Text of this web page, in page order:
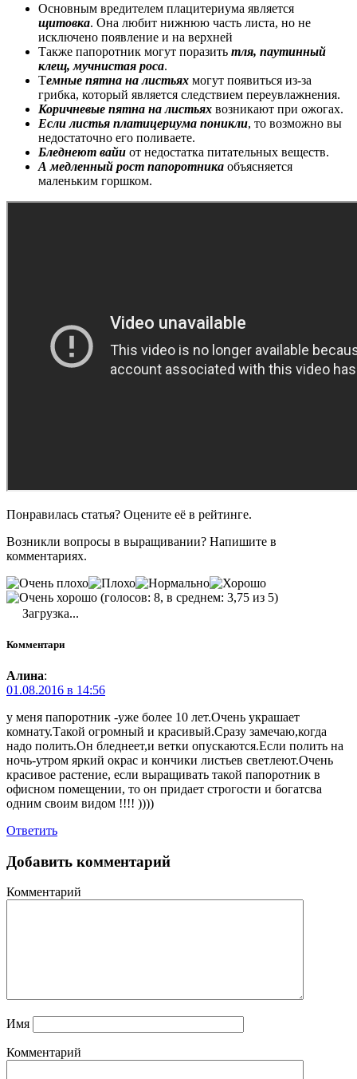
Основным вредителем плацитериума является
щитовка. Она любит нижнюю часть листа, но не
исключено появление и на верхней
Также папоротник могут поразить тля, паутинный
клещ, мучнистая роса.
Темные пятна на листьях могут появиться из-за
грибка, который является следствием переувлажнения.
Коричневые пятна на листьях возникают при ожогах.
Если листья платицериума поникли, то возможно вы
недостаточно его поливаете.
Бледнеют вайи от недостатка питательных веществ.
А медленный рост папоротника объясняется
маленьким горшком.
Понравилась статья? Оцените её в рейтинге.
Возникли вопросы в выращивании? Напишите в
комментариях.
(голосов: 8, в среднем: 3,75 из 5)
Загрузка...
Комментари
Алина:
01.08.2016 в 14:56
у меня папоротник -уже более 10 лет.Очень украшает
комнату.Такой огромный и красивый.Сразу замечаю,когда
надо полить.Он бледнеет,и ветки опускаются.Если полить на
ночь-утром яркий окрас и кончики листьев светлеют.Очень
красивое растение, если выращивать такой папоротник в
офисном помещении, то он придает строгости и богатсва
одним своим видом !!!! ))))
Ответить
Добавить комментарий
Комментарий
Имя
Комментарий